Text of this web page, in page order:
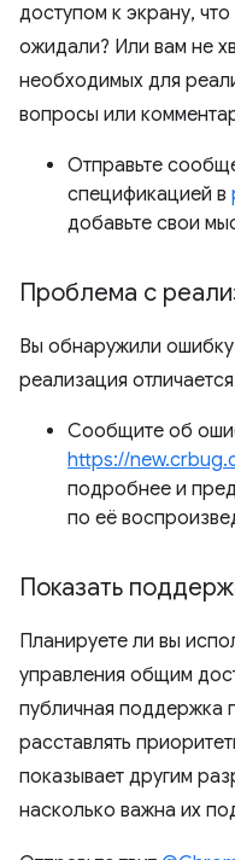
доступом к экрану,
ожидали? Или вам не
необходимых для
вопросы или
Отправьте
спецификацией в
добавьте свои
Проблема с
Вы обнаружили
реализация
Сообщите об
https://
подробнее и
по её
Показать
Планируете ли вы
управления общим
публичная поддержка
расставлять
показывает другим
насколько важна их